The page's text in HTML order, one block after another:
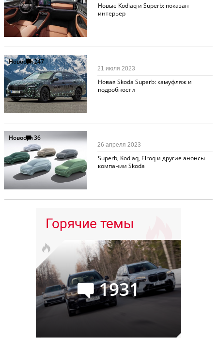
Новые Kodiaq и Superb: показан
интерьер
Новости247
Новая Skoda Superb: камуфляж и
подробности
21 июля 2023
Новости36
Superb, Kodiaq, Elroq и другие анонсы
компании Skoda
26 апреля 2023
Горячие темы
1931